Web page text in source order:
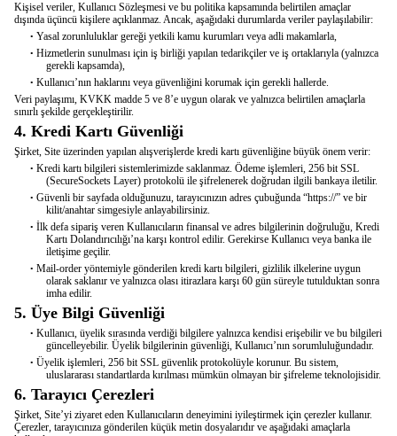
Kişisel veriler, Kullanıcı Sözleşmesi ve bu politika kapsamında belirtilen amaçlar
dışında üçüncü kişilere açıklanmaz. Ancak, aşağıdaki durumlarda veriler paylaşılabilir:
• Yasal zorunluluklar gereği yetkili kamu kurumları veya adli makamlarla,
• Hizmetlerin sunulması için iş birliği yapılan tedarikçiler ve iş ortaklarıyla (yalnızca
gerekli kapsamda),
• Kullanıcı’nın haklarını veya güvenliğini korumak için gerekli hallerde.
Veri paylaşımı, KVKK madde 5 ve 8’e uygun olarak ve yalnızca belirtilen amaçlarla
sınırlı şekilde gerçekleştirilir.
4. Kredi Kartı Güvenliği
Şirket, Site üzerinden yapılan alışverişlerde kredi kartı güvenliğine büyük önem verir:
• Kredi kartı bilgileri sistemlerimizde saklanmaz. Ödeme işlemleri, 256 bit SSL
(SecureSockets Layer) protokolü ile şifrelenerek doğrudan ilgili bankaya iletilir.
• Güvenli bir sayfada olduğunuzu, tarayıcınızın adres çubuğunda “https://” ve bir
kilit/anahtar simgesiyle anlayabilirsiniz.
• İlk defa sipariş veren Kullanıcıların finansal ve adres bilgilerinin doğruluğu, Kredi
Kartı Dolandırıcılığı’na karşı kontrol edilir. Gerekirse Kullanıcı veya banka ile
iletişime geçilir.
• Mail-order yöntemiyle gönderilen kredi kartı bilgileri, gizlilik ilkelerine uygun
olarak saklanır ve yalnızca olası itirazlara karşı 60 gün süreyle tutulduktan sonra
imha edilir.
5. Üye Bilgi Güvenliği
• Kullanıcı, üyelik sırasında verdiği bilgilere yalnızca kendisi erişebilir ve bu bilgileri
güncelleyebilir. Üyelik bilgilerinin güvenliği, Kullanıcı’nın sorumluluğundadır.
• Üyelik işlemleri, 256 bit SSL güvenlik protokolüyle korunur. Bu sistem,
uluslararası standartlarda kırılması mümkün olmayan bir şifreleme teknolojisidir.
6. Tarayıcı Çerezleri
Şirket, Site’yi ziyaret eden Kullanıcıların deneyimini iyileştirmek için çerezler kullanır.
Çerezler, tarayıcınıza gönderilen küçük metin dosyalarıdır ve aşağıdaki amaçlarla